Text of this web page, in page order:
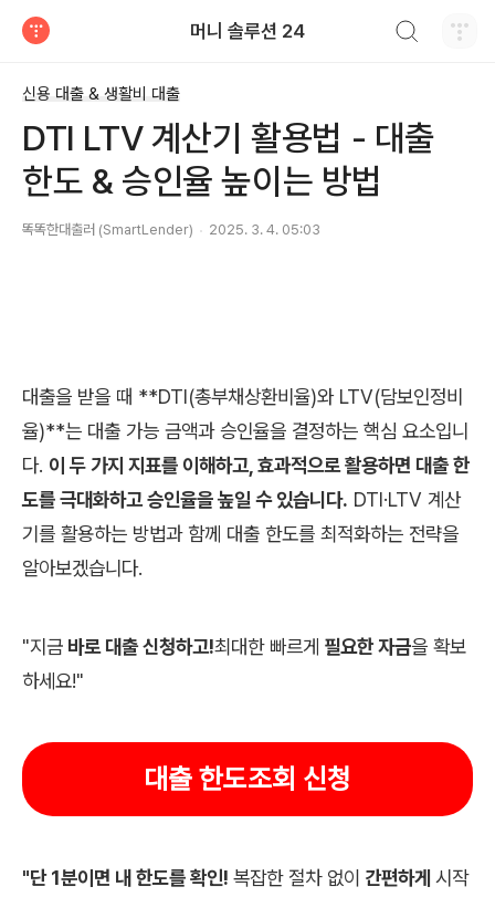
머니 솔루션 24
신용 대출 & 생활비 대출
DTI LTV 계산기 활용법 - 대출
한도 & 승인율 높이는 방법
똑똑한대출러 (SmartLender) 2025. 3. 4. 05:03
대출을 받을 때 **DTI(총부채상환비율)와 LTV(담보인정비
율)**는 대출 가능 금액과 승인율을 결정하는 핵심 요소입니
다. 이 두 가지 지표를 이해하고, 효과적으로 활용하면 대출 한
도를 극대화하고 승인율을 높일 수 있습니다. DTI·LTV 계산
기를 활용하는 방법과 함께 대출 한도를 최적화하는 전략을
알아보겠습니다.
"지금 바로 대출 신청하고!최대한 빠르게 필요한 자금을 확보
하세요!"
대출 한도조회 신청
"단 1분이면 내 한도를 확인! 복잡한 절차 없이 간편하게 시작